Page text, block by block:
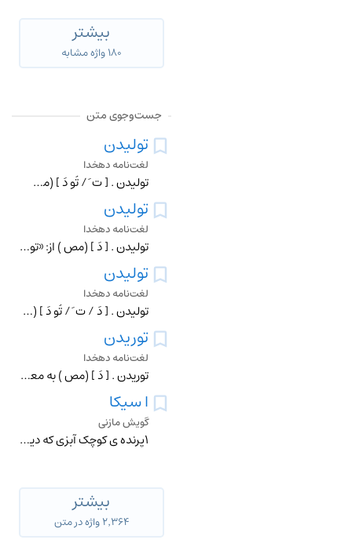
بیشتر
۱۸۰ واژه مشابه
جست‌وجوی متن
تولیدن
لغت‌نامه دهخدا
تولیدن . [ ت َ / تُو دَ ] (مص ) بانگ زدن و به آواز بلند خواندن کسی را. (ناظم الاطباء).
تولیدن
لغت‌نامه دهخدا
تولیدن . [ دَ ] (مص ) از: «تول » + «یدن » پسوند مصدری . (حاشیه ٔ برهان چ معین ). رمیدن و دور شدن و به یک سو رفتن . (برهان ) (از ناظم الاطباء). رمیدن . (غیاث الل
تولیدن
لغت‌نامه دهخدا
تولیدن . [ دَ / ت َ / تُو دَ ] (مص ) خلیدن و با تیر زخم کردن . (ناظم الاطباء).
توریدن
لغت‌نامه دهخدا
توریدن . [ دَ ] (مص ) به معنی تولیدن باشد که رمیدن و دور شدن و به یک سو رفتن است . (برهان ). به معنی رمیدن و دور شدن بود و تولیدن نیز گویند. (فرهنگ جهانگیری ).
ا سیکا
گویش مازنی
۱پرنده ی کوچک آبزی که دیواره ی رودها محل زندگی و تولیدنسل ...
بیشتر
۲٬۳۶۴ واژه در متن